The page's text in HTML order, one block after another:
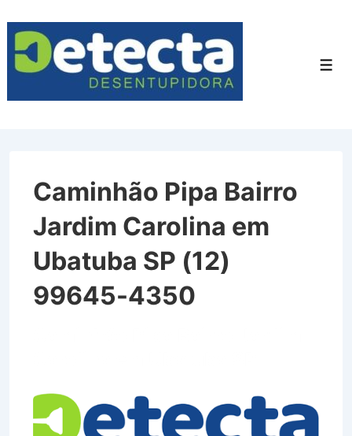
para
Conteúdo
Caminhão Pipa Bairro
Jardim Carolina em
Ubatuba SP (12)
99645-4350